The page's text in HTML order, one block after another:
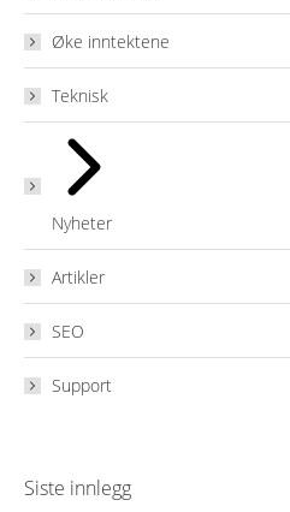
Øke inntektene
Teknisk
Nyheter
Artikler
SEO
Support
Siste innlegg